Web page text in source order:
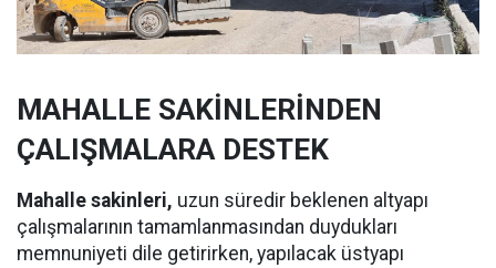
MAHALLE SAKİNLERİNDEN
ÇALIŞMALARA DESTEK
Mahalle sakinleri, uzun süredir beklenen altyapı
çalışmalarının tamamlanmasından duydukları
memnuniyeti dile getirirken, yapılacak üstyapı